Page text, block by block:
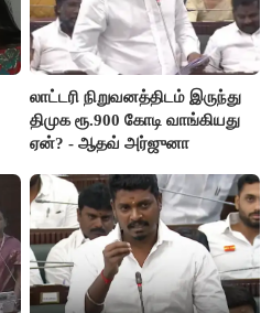
லாட்டரி நிறுவனத்திடம் இருந்து
திமுக ரூ.900 கோடி வாங்கியது
ஏன்? - ஆதவ் அர்ஜுனா